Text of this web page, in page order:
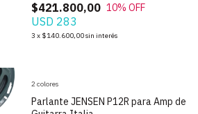
$421.800,00 10% OFF
USD 283
3 x $140.600,00sin interés
Parlante JENSEN P12R para Amp de
2 colores